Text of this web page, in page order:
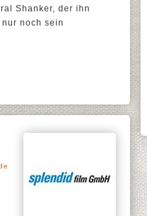
Shanker, der ihn
noch sein